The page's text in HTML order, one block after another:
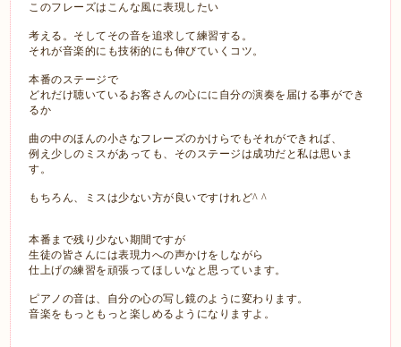
このフレーズはこんな風に表現したい
考える。そしてその音を追求して練習する。
それが音楽的にも技術的にも伸びていくコツ。
本番のステージで
どれだけ聴いているお客さんの心にに自分の演奏を届ける事ができ
るか
曲の中のほんの小さなフレーズのかけらでもそれができれば、
例え少しのミスがあっても、そのステージは成功だと私は思いま
す。
もちろん、ミスは少ない方が良いですけれど^ ^
本番まで残り少ない期間ですが
生徒の皆さんには表現力への声かけをしながら
仕上げの練習を頑張ってほしいなと思っています。
ピアノの音は、自分の心の写し鏡のように変わります。
音楽をもっともっと楽しめるようになりますよ。